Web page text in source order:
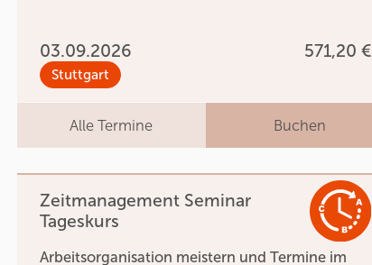
03.09.2026 571,20 €
Stuttgart
Alle Termine Buchen
Zeitmanagement Seminar
Tageskurs
Arbeitsorganisation meistern und Termine im